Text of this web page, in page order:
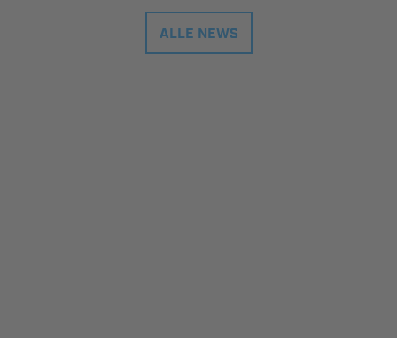
ALLE NEWS